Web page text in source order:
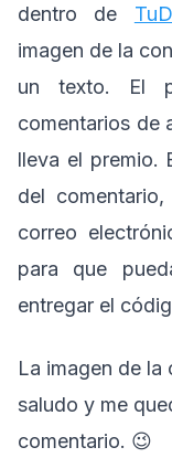
dentro de
imagen de la
un texto. El
comentarios de
lleva el premio.
del
correo
para que
entregar el
La imagen de la
saludo y me
comentario. 😉